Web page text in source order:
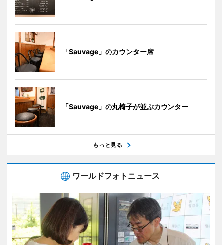
「Sauvage」のカウンター席
「Sauvage」の丸椅子が並ぶカウンター
もっと見る
ワールドフォトニュース